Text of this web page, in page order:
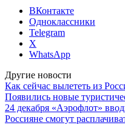
ВКонтакте
Одноклассники
Telegram
X
WhatsApp
Другие новости
Как сейчас вылететь из
Появились новые
24 декабря «Аэрофлот»
Россияне смогут